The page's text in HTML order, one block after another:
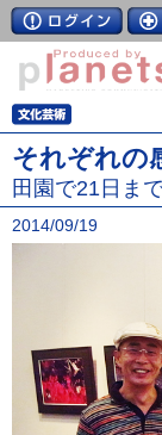
それぞれの
田園で21日ま
2014/09/19